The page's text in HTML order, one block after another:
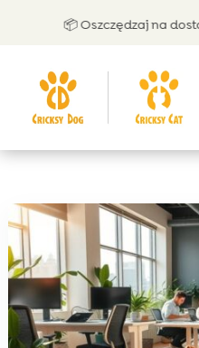
📦 Oszczędzaj na dostawie